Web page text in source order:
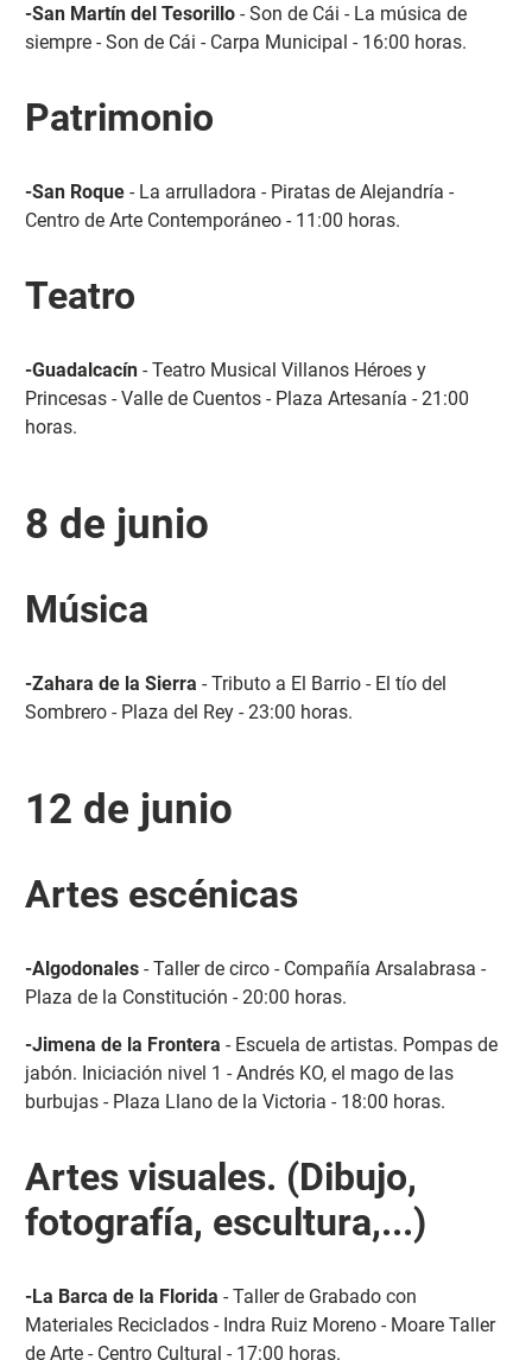
-San Martín del Tesorillo- Son de Cái - La música de
siempre - Son de Cái - Carpa Municipal - 16:00 horas.
Patrimonio
-San Roque- La arrulladora - Piratas de Alejandría -
Centro de Arte Contemporáneo - 11:00 horas.
Teatro
-Guadalcacín- Teatro Musical Villanos Héroes y
Princesas - Valle de Cuentos - Plaza Artesanía - 21:00
horas.
8 de junio
Música
-Zahara de la Sierra - Tributo a El Barrio - El tío del
Sombrero - Plaza del Rey - 23:00 horas.
12 de junio
Artes escénicas
-Algodonales- Taller de circo - Compañía Arsalabrasa -
Plaza de la Constitución - 20:00 horas.
-Jimena de la Frontera - Escuela de artistas. Pompas de
jabón. Iniciación nivel 1 - Andrés KO, el mago de las
burbujas - Plaza Llano de la Victoria - 18:00 horas.
Artes visuales. (Dibujo,
fotografía, escultura,...)
-La Barca de la Florida - Taller de Grabado con
Materiales Reciclados - Indra Ruiz Moreno - Moare Taller
de Arte - Centro Cultural - 17:00 horas.